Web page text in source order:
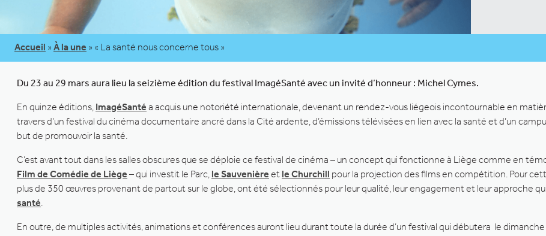
Accueil » À la une » « La santé nous concerne tous »
Du 23 au 29 mars aura lieu la seizième édition du festival ImagéSanté avec un invité d’honneur : Michel Cymes.
En quinze éditions, ImagéSanté a acquis une notoriété internationale, devenant un rendez-vous liégeois incontournable en
travers d’un festival du cinéma documentaire ancré dans la Cité ardente, d’émissions télévisées en lien avec la santé et d’un
but de promouvoir la santé.
C’est avant tout dans les salles obscures que se déploie ce festival de cinéma – un concept qui fonctionne à Liège comme en
Film de Comédie de Liège – qui investit le Parc, le Sauvenière et le Churchill pour la projection des films en compétition. Pour
plus de 350 œuvres provenant de partout sur le globe, ont été sélectionnés pour leur qualité, leur engagement et leur approche
santé.
En outre, de multiples activités, animations et conférences auront lieu durant toute la durée d’un festival qui débutera le